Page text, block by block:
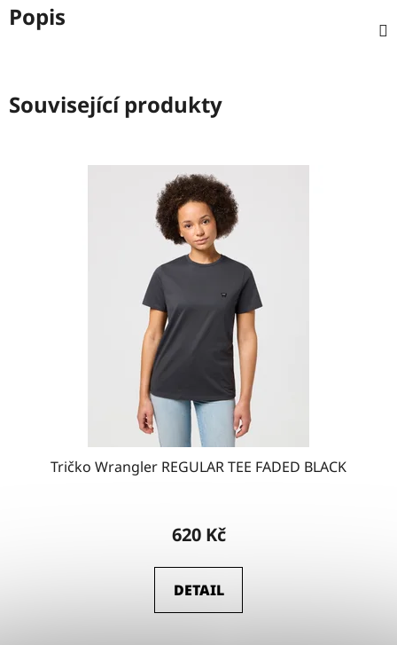
Popis
Související produkty
Tričko Wrangler REGULAR TEE FADED BLACK
620 Kč
DETAIL